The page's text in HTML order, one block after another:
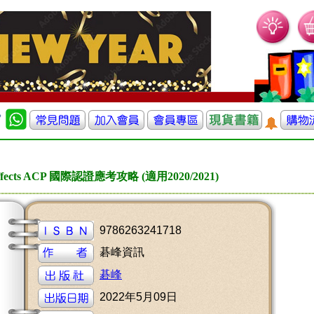
ACP 國際認證應考攻略 (適用2020/2021)
9786263241718
碁峰資訊
碁峰
2022年5月09日